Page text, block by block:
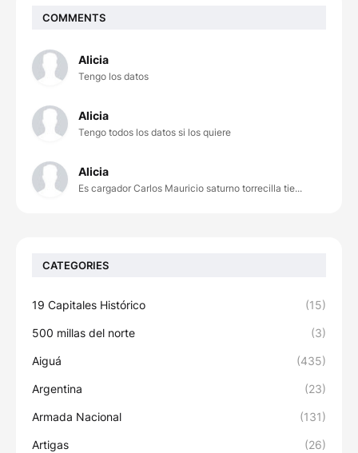
COMMENTS
Alicia
Tengo los datos
Alicia
Tengo todos los datos si los quiere
Alicia
Es cargador Carlos Mauricio saturno torrecilla tie...
CATEGORIES
19 Capitales Histórico (15)
500 millas del norte (3)
Aiguá (435)
Argentina (23)
Armada Nacional (131)
Artigas (26)